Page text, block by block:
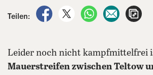
Teilen:
auf Facebook teilen
auf X teilenper WhatsApp
per E-
Leider noch nicht kampfmittelfrei
Mauerstreifen zwischen Teltow